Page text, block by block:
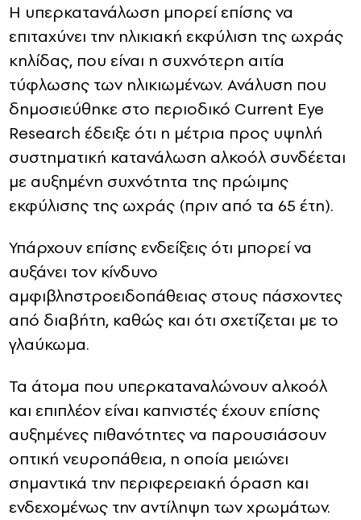
Η υπερκατανάλωση μπορεί επίσης να
επιταχύνει την ηλικιακή εκφύλιση της ωχράς
κηλίδας, που είναι η συχνότερη αιτία
τύφλωσης των ηλικιωμένων. Ανάλυση που
δημοσιεύθηκε στο περιοδικό Current Eye
Research έδειξε ότι η μέτρια προς υψηλή
συστηματική κατανάλωση αλκοόλ συνδέεται
με αυξημένη συχνότητα της πρώιμης
εκφύλισης της ωχράς (πριν από τα 65 έτη).
Υπάρχουν επίσης ενδείξεις ότι μπορεί να
αυξάνει τον κίνδυνο
αμφιβληστροειδοπάθειας στους πάσχοντες
από διαβήτη, καθώς και ότι σχετίζεται με το
γλαύκωμα.
Τα άτομα που υπερκαταναλώνουν αλκοόλ
και επιπλέον είναι καπνιστές έχουν επίσης
αυξημένες πιθανότητες να παρουσιάσουν
οπτική νευροπάθεια, η οποία μειώνει
σημαντικά την περιφερειακή όραση και
ενδεχομένως την αντίληψη των χρωμάτων.